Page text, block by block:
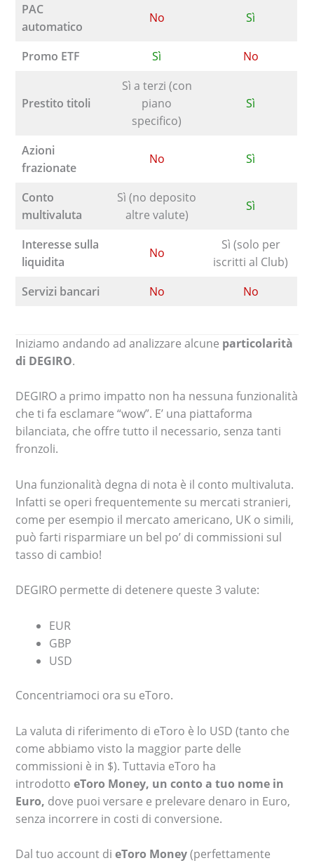
PAC
automatico
No Sì
Promo ETF Sì No
Prestito titoli
Sì a terzi (con
piano
specifico)
Sì
Azioni
frazionate
No Sì
Conto
multivaluta
Sì (no deposito
altre valute)
Sì
Interesse sulla
liquidita
No
Sì (solo per
iscritti al Club)
Servizi bancari
No No
Iniziamo andando ad analizzare alcune particolarità
di DEGIRO.
DEGIRO a primo impatto non ha nessuna funzionalità
che ti fa esclamare “wow”. E’ una piattaforma
bilanciata, che offre tutto il necessario, senza tanti
fronzoli.
Una funzionalità degna di nota è il conto multivaluta.
Infatti se operi frequentemente su mercati stranieri,
come per esempio il mercato americano, UK o simili,
può farti risparmiare un bel po’ di commissioni sul
tasso di cambio!
DEGIRO permette di detenere queste 3 valute:
EUR
GBP
USD
Concentriamoci ora su eToro.
La valuta di riferimento di eToro è lo USD (tanto che
come abbiamo visto la maggior parte delle
commissioni è in $). Tuttavia eToro ha
introdottoeToro Money, un conto a tuo nome in
Euro, dove puoi versare e prelevare denaro in Euro,
senza incorrere in costi di conversione.
Dal tuo account dieToro Money(perfettamente